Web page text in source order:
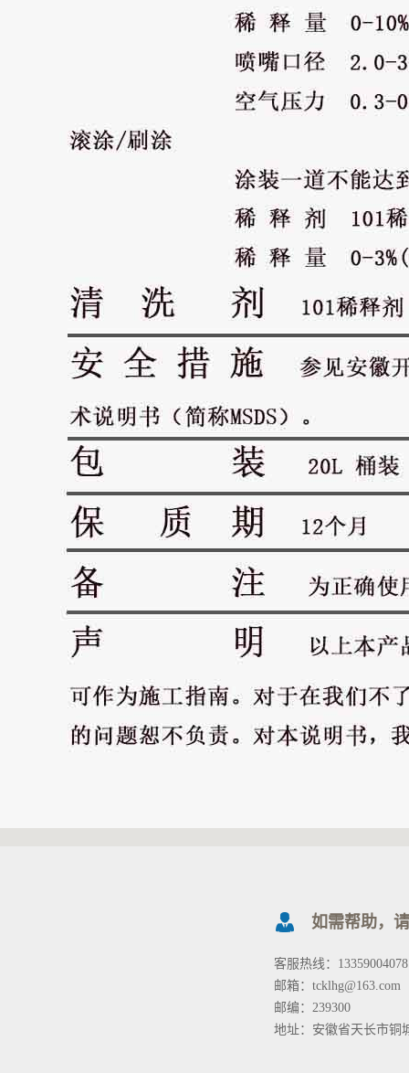
如需帮助，
客服热线：13359004078
邮箱：tcklhg@163.com
邮编：239300
地址：安徽省天长市铜